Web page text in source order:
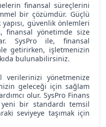
finansal süreçlerini
bir çözümdür. Güçlü
güvenlik önlemleri
finansal yönetimde size
SysPro ile, finansal
getirirken, işletmenizin
bulunabilirsiniz.
verilerinizi yönetmenize
geleceği için sağlam
olur. SysPro Finans
yeni bir standardı temsil
seviyeye taşımak için